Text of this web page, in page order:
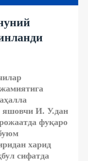
яшовчи И. У.дан
фуқаро
харид
сифатда